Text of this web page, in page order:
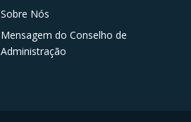
Sobre Nós
Mensagem do Conselho de
Administração